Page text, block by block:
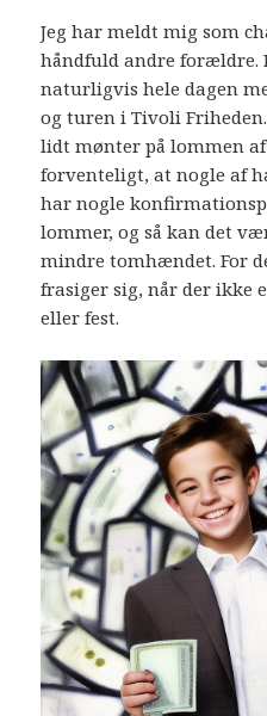
Jeg har meldt mig som
håndfuld andre forældre.
naturligvis hele dagen
og turen i Tivoli
lidt mønter på lommen
forventeligt, at nogle af
har nogle
lommer, og så kan det
mindre tomhændet. For
frasiger sig, når der ikke
eller fest.